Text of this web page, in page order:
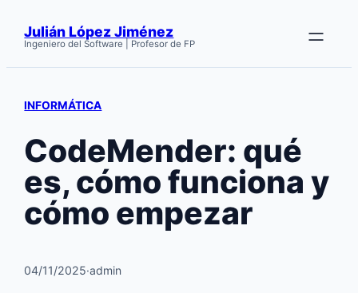
contenido
Julián López Jiménez
Ingeniero del Software | Profesor de FP
INFORMÁTICA
CodeMender: qué
es, cómo funciona y
cómo empezar
04/11/2025·admin